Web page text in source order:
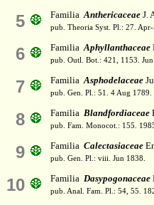
5 FamiliaAnthericaceae J.
pub. Theoria Syst. Pl.: 27.
6 FamiliaAphyllanthaceae
pub. Outl. Bot.: 421, 1153.
7 FamiliaAsphodelaceae
pub. Gen. Pl.: 51. 4 Aug 1789.
8 Familia Blandfordiaceae
pub. Fam. Monocot.: 155.
9 Familia Calectasiaceae
pub. Gen. Pl.: viii. Jun 1838.
10 Familia Dasypogonaceae
pub. Anal. Fam. Pl.: 54, 55.